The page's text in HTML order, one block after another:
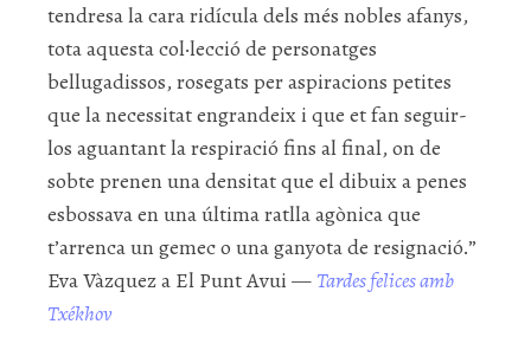
tendresa la cara ridícula dels més nobles afanys,
tota aquesta col·lecció de personatges
bellugadissos, rosegats per aspiracions petites
que la necessitat engrandeix i que et fan seguir-
los aguantant la respiració fins al final, on de
sobte prenen una densitat que el dibuix a penes
esbossava en una última ratlla agònica que
t’arrenca un gemec o una ganyota de resignació.”
Eva Vàzquez a El Punt Avui — Tardes felices amb
Txékhov